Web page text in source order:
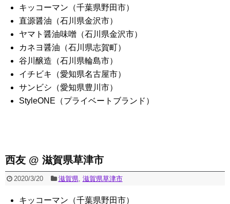
キッコーマン（千葉県野田市）
直源醤油（石川県金沢市）
ヤマト醤油味噌（石川県金沢市）
カネヨ醤油（石川県志賀町）
谷川醸造（石川県輪島市）
イチビキ（愛知県名古屋市）
サンビシ（愛知県豊川市）
StyleONE（プライベートブランド）
西友 @ 滋賀県草津市
2020/3/20 滋賀県, 滋賀県草津市
キッコーマン（千葉県野田市）